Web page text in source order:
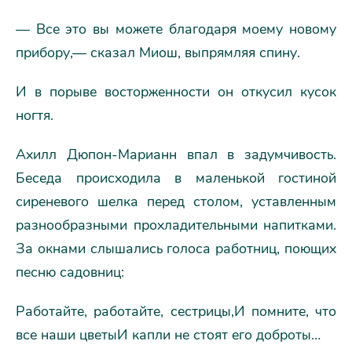
— Все это вы можете благодаря моему новому
прибору,— сказал Миош, выпрямляя спину.
И в порыве восторженности он откусил кусок
ногтя.
Ахилл Дюпон-Марианн впал в задумчивость.
Беседа происходила в маленькой гостиной
сиреневого шелка перед столом, уставленным
разнообразными прохладительными напитками.
За окнами слышались голоса работниц, поющих
песню садовниц:
Работайте, работайте, сестрицы,И помните, что
все наши цветыИ капли не стоят его доброты…